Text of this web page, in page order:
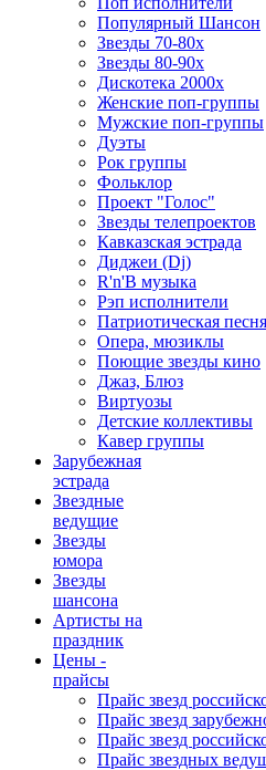
Популярный Шансон
Звезды 70-80х
Звезды 80-90х
Дискотека 2000х
Женские поп-группы
Мужские поп-группы
Дуэты
Рок группы
Фольклор
Проект "Голос"
Звезды телепроектов
Кавказская эстрада
Диджеи (Dj)
R'n'B музыка
Рэп исполнители
Патриотическая песня
Опера, мюзиклы
Поющие звезды кино
Джаз, Блюз
Виртуозы
Детские коллективы
Кавер группы
Зарубежная
эстрада
Звездные
ведущие
Звезды
юмора
Звезды
шансона
Артисты на
праздник
Цены -
прайсы
Прайс звезд
Прайс звезд
Прайс звезд
Прайс звездных